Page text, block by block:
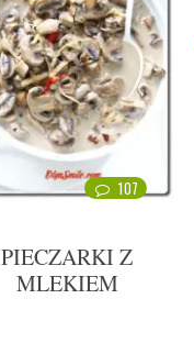
107
PIECZARKI Z
MLEKIEM